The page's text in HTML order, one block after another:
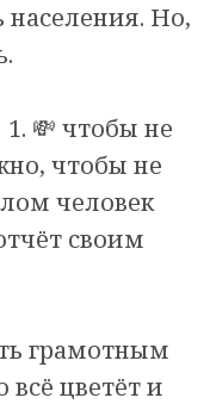
Но,
💸 чтобы не
чтобы не
человек
своим
грамотным
цветёт и